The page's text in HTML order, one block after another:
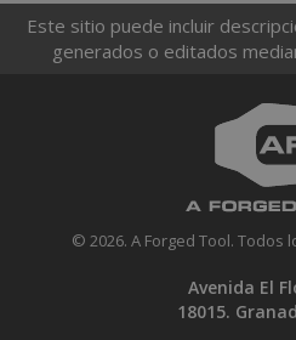
Este sitio puede incluir
generados o editados
© 2026. A Forged Tool.
Avenida El
18015.